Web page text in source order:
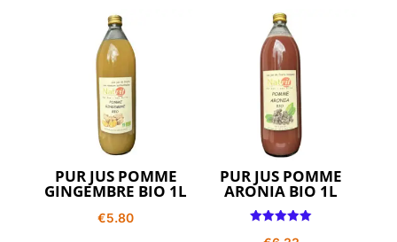
PUR JUS POMME
GINGEMBRE BIO 1L
€5.80
PUR JUS POMME
ARONIA BIO 1L